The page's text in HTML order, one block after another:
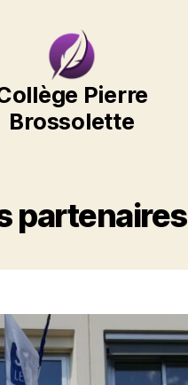
Collège
Pierre
Brossolette
Pierre
Brossolette
partenaires